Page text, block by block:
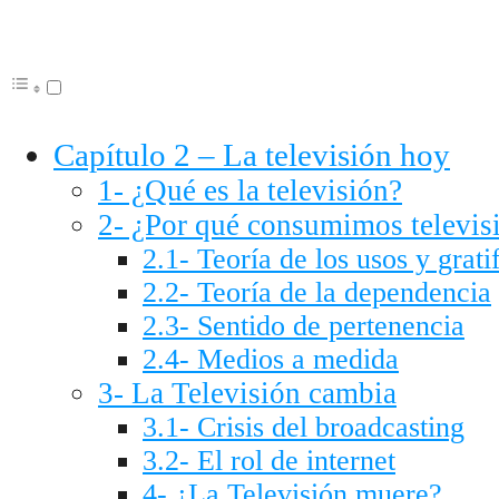
Capítulo 2 – La televisión hoy
1- ¿Qué es la televisión?
2- ¿Por qué consumimos
2.1- Teoría de los usos y
2.2- Teoría de la dependencia
2.3- Sentido de pertenencia
2.4- Medios a medida
3- La Televisión cambia
3.1- Crisis del broadcasting
3.2- El rol de internet